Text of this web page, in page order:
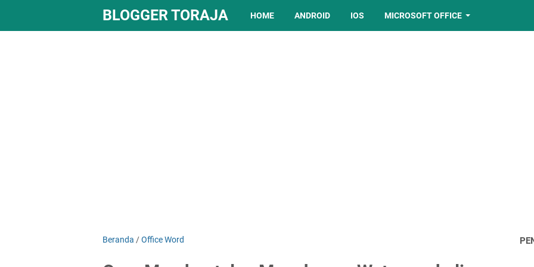
BLOGGER TORAJA HOME ANDROID IOS MICROSOFT OFFICE
Beranda /Office Word